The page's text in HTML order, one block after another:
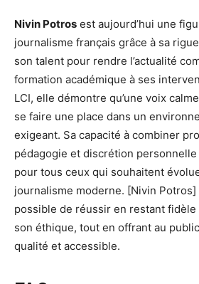
Nivin Potros est aujourd’hui une
journalisme français grâce à sa
son talent pour rendre l’actualité
formation académique à ses
LCI, elle démontre qu’une voix
se faire une place dans un
exigeant. Sa capacité à combiner
pédagogie et discrétion
pour tous ceux qui souhaitent
journalisme moderne. [Nivin Potros]
possible de réussir en restant fidèle
son éthique, tout en offrant au
qualité et accessible.